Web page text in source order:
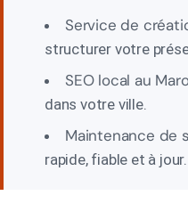
Service de
structurer votre
SEO local au
dans votre ville.
Maintenance de
rapide, fiable et à jour.